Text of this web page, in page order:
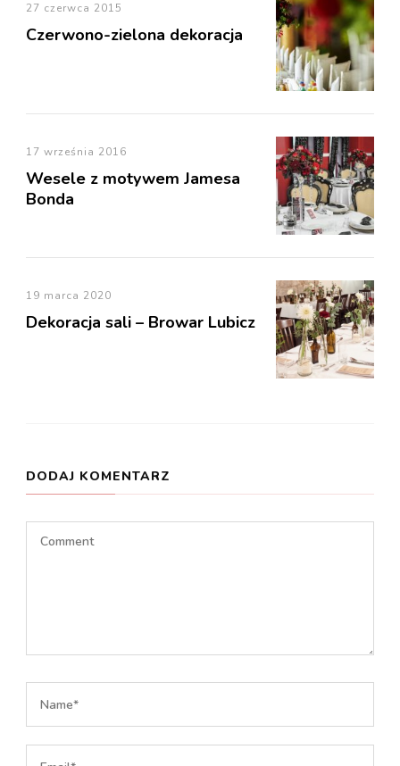
27 czerwca 2015
Czerwono-zielona dekoracja
17 września 2016
Wesele z motywem Jamesa
Bonda
19 marca 2020
Dekoracja sali – Browar Lubicz
DODAJ KOMENTARZ